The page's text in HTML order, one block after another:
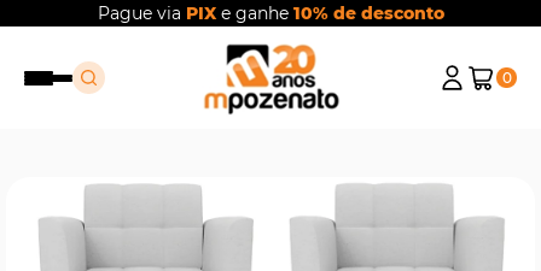
Pague via PIXe ganhe 10% de desconto
0